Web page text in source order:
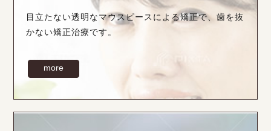
目立たない透明なマウスピースによる矯正で、歯を抜
かない矯正治療です。
more